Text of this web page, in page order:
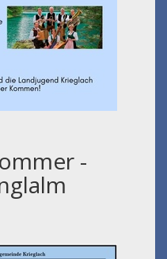
-